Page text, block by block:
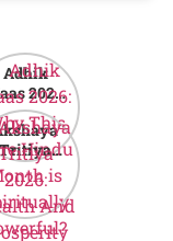
Adhik
2026:
This
Hindu
is
Tritiya
2026:
And
Guide